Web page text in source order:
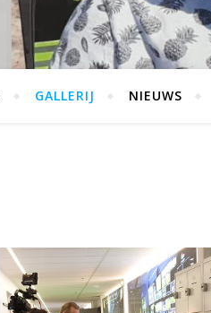
GALLERIJ NIEUWS